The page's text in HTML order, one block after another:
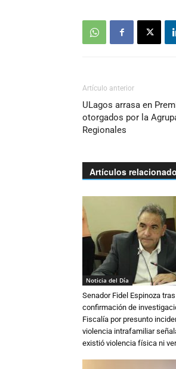
Artículo anterior
ULagos arrasa en
otorgados por la
Regionales
Artículos
Noticia del Día
Senador Fidel Espinoza tras
confirmación de
Fiscalía por presunto
violencia intrafamiliar
existió violencia física ni